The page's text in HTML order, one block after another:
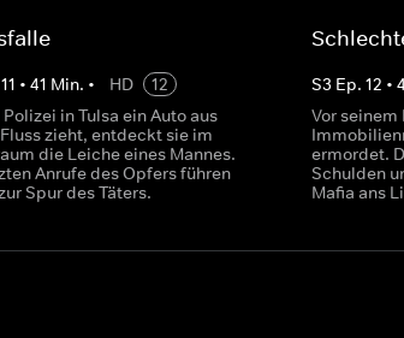
11 • 41 Min. • HD
12
in Tulsa ein Auto aus
zieht, entdeckt sie im
die Leiche eines Mannes.
Anrufe des Opfers führen
Spur des Täters.
S3 Ep. 12 •
Vor seinem
ermordet.
Schulden
Mafia ans